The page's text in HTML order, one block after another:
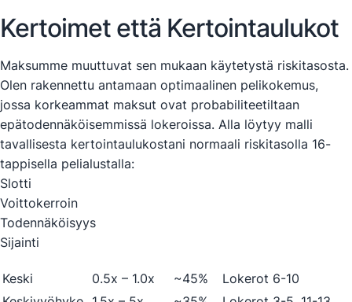
Kertoimet että Kertointaulukot
Maksumme muuttuvat sen mukaan käytetystä riskitasosta.
Olen rakennettu antamaan optimaalinen pelikokemus,
jossa korkeammat maksut ovat probabiliteetiltaan
epätodennäköisemmissä lokeroissa. Alla löytyy malli
tavallisesta kertointaulukostani normaali riskitasolla 16-
tappisella pelialustalla:
Slotti
Voittokerroin
Todennäköisyys
Sijainti
Keski 0.5x – 1.0x ~45%
Lokerot 6-10